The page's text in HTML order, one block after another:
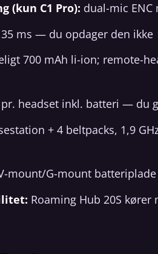
(kun C1 Pro): dual-mic
ms — du opdager den ikke
700 mAh li-ion; remote-
pr. headset inkl. batteri — du
+ 4 beltpacks, 1,9
mount/G-mount
Roaming Hub 20S kører